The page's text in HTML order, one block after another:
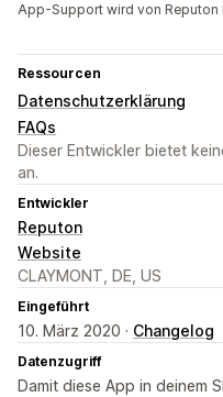
App-Support wird von Reputon
Ressourcen
Datenschutzerklärung
FAQs
Dieser Entwickler bietet
an.
Entwickler
Reputon
Website
CLAYMONT, DE, US
Eingeführt
10. März 2020 · Changelog
Datenzugriff
Damit diese App in deinem